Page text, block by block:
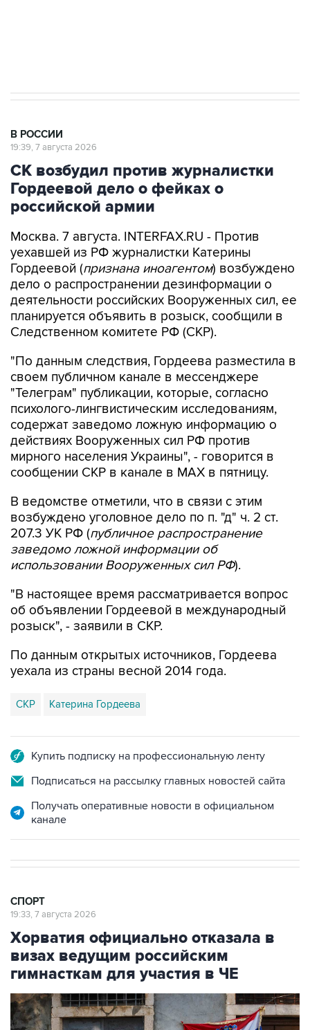
В РОССИИ
19:39, 7 августа 2026
СК возбудил против журналистки
Гордеевой дело о фейках о
российской армии
Москва. 7 августа. INTERFAX.RU - Против
уехавшей из РФ журналистки Катерины
Гордеевой (признана иноагентом) возбуждено
дело о распространении дезинформации о
деятельности российских Вооруженных сил, ее
планируется объявить в розыск, сообщили в
Следственном комитете РФ (СКР).
"По данным следствия, Гордеева разместила в
своем публичном канале в мессенджере
"Телеграм" публикации, которые, согласно
психолого-лингвистическим исследованиям,
содержат заведомо ложную информацию о
действиях Вооруженных сил РФ против
мирного населения Украины", - говорится в
сообщении СКР в канале в MAX в пятницу.
В ведомстве отметили, что в связи с этим
возбуждено уголовное дело по п. "д" ч. 2 ст.
207.3 УК РФ (публичное распространение
заведомо ложной информации об
использовании Вооруженных сил РФ).
"В настоящее время рассматривается вопрос
об объявлении Гордеевой в международный
розыск", - заявили в СКР.
По данным открытых источников, Гордеева
уехала из страны весной 2014 года.
СКР Катерина Гордеева
Купить подписку на профессиональную ленту
Подписаться на рассылку главных новостей сайта
Получать оперативные новости в официальном
канале
СПОРТ
19:33, 7 августа 2026
Хорватия официально отказала в
визах ведущим российским
гимнасткам для участия в ЧЕ